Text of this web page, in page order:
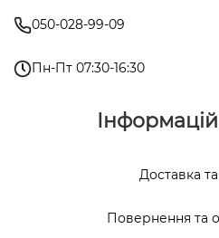
050-028-99-09
Пн-Пт 07:30-16:30
Доставка
Повернення та